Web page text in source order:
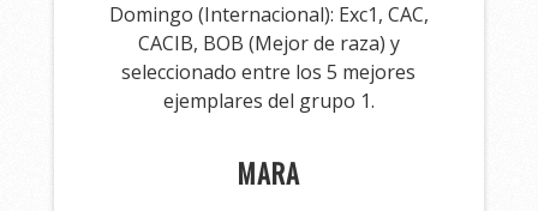
Domingo (Internacional): Exc1, CAC,
CACIB, BOB (Mejor de raza) y
seleccionado entre los 5 mejores
ejemplares del grupo 1.
MARA